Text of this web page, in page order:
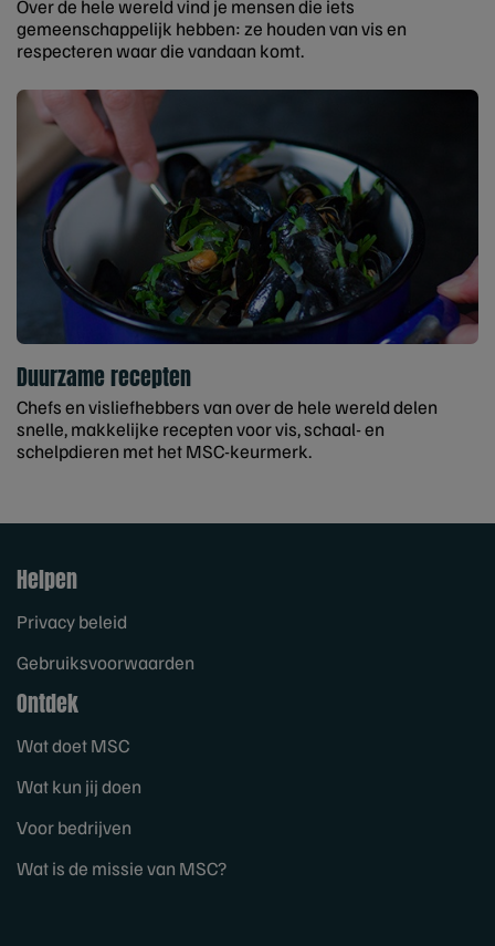
Over de hele wereld vind je mensen die iets
gemeenschappelijk hebben: ze houden van vis en
respecteren waar die vandaan komt.
Duurzame recepten
Chefs en visliefhebbers van over de hele wereld delen
snelle, makkelijke recepten voor vis, schaal- en
schelpdieren met het MSC-keurmerk.
Helpen
Privacy beleid
Gebruiksvoorwaarden
Ontdek
Wat doet MSC
Wat kun jij doen
Voor bedrijven
Wat is de missie van MSC?